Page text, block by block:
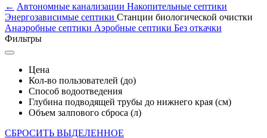
← Автономные канализации Накопительные септики
Энергозависимые септики Станции биологической очистки
Анаэробные септики Аэробные септики Без откачки
Фильтры
Цена
Кол-во пользователей (до)
Способ водоотведения
Глубина подводящей трубы до нижнего края (см)
Объем залпового сброса (л)
СБРОСИТЬ ВЫДЕЛЕННОЕ